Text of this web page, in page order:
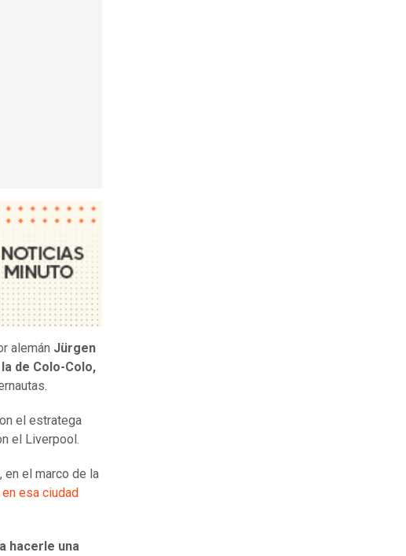
alemán Jürgen
de Colo-Colo,
el estratega
el Liverpool.
en el marco de la
esa ciudad
hacerle una